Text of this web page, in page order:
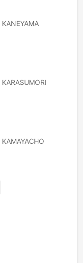
KANEYAMA
KARASUMORI
KAMAYACHO